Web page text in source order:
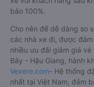
bảo 100%.
Cho nên để dễ dàng so
các nhà xe đi, được
nhiều ưu đãi giảm giá
Bảy - Hậu Giang, hành
Vexere.com- Hệ thống
nhất tại Việt Nam, đảm